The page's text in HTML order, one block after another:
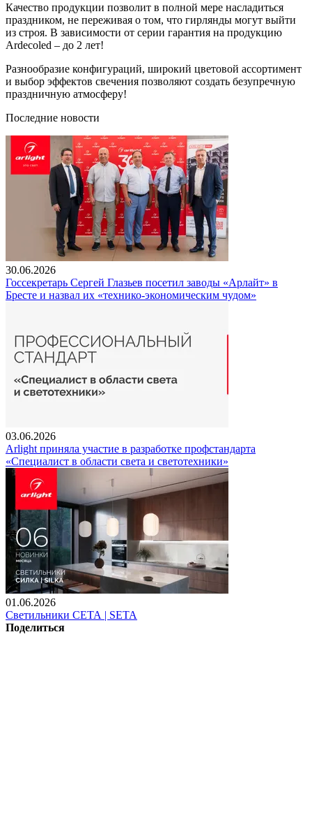
Качество продукции позволит в полной мере насладиться
праздником, не переживая о том, что гирлянды могут выйти
из строя. В зависимости от серии гарантия на продукцию
Ardecoled – до 2 лет!
Разнообразие конфигураций, широкий цветовой ассортимент
и выбор эффектов свечения позволяют создать безупречную
праздничную атмосферу!
Последние новости
30.06.2026
Госсекретарь Сергей Глазьев посетил заводы «Арлайт» в
Бресте и назвал их «технико-экономическим чудом»
03.06.2026
Arlight приняла участие в разработке профстандарта
«Специалист в области света и светотехники»
01.06.2026
Светильники СЕТА | SETA
Поделиться